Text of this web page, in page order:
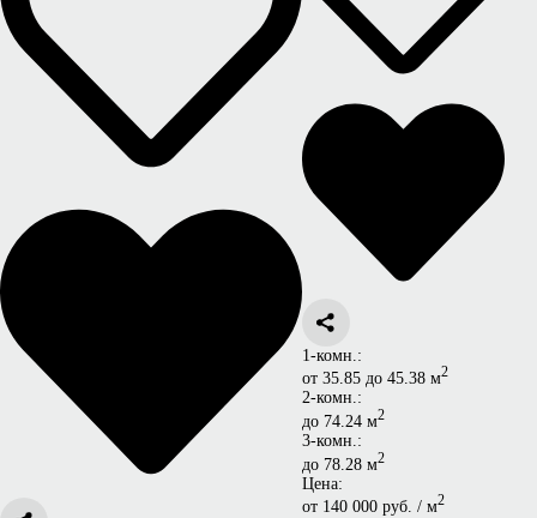
1-комн.:
от 35.85 до 45.38 м2
2-комн.:
до 74.24 м2
3-комн.:
до 78.28 м2
Цена:
от 140 000 руб. / м2